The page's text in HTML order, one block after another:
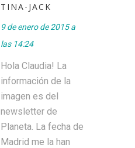
TINA-JACK
9 de enero de 2015 a
las 14:24
Hola Claudia! La
información de la
imagen es del
newsletter de
Planeta. La fecha de
Madrid me la han